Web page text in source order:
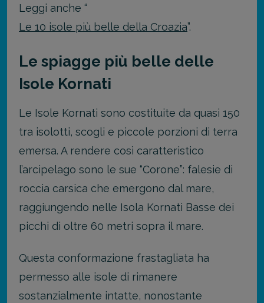
Leggi anche “
Le 10 isole più belle della Croazia”.
Le spiagge più belle delle
Isole Kornati
Le Isole Kornati sono costituite da quasi 150
tra isolotti, scogli e piccole porzioni di terra
emersa. A rendere così caratteristico
l’arcipelago sono le sue “Corone”: falesie di
roccia carsica che emergono dal mare,
raggiungendo nelle Isola Kornati Basse dei
picchi di oltre 60 metri sopra il mare.
Questa conformazione frastagliata ha
permesso alle isole di rimanere
sostanzialmente intatte, nonostante